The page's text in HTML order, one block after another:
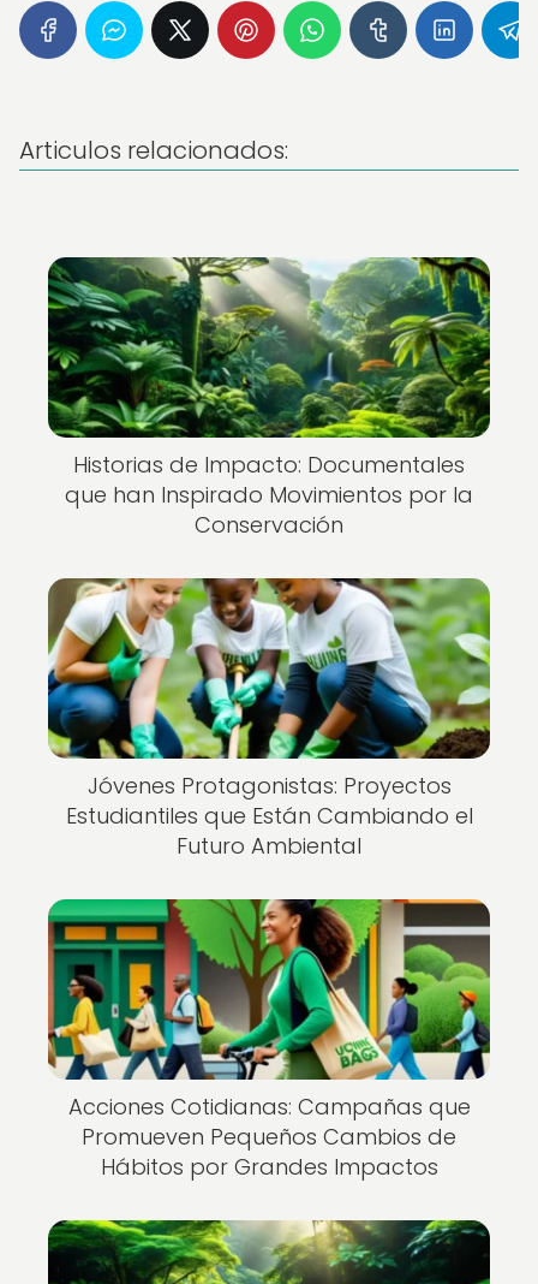
Articulos relacionados:
Historias de Impacto: Documentales
que han Inspirado Movimientos por la
Conservación
Jóvenes Protagonistas: Proyectos
Estudiantiles que Están Cambiando el
Futuro Ambiental
Acciones Cotidianas: Campañas que
Promueven Pequeños Cambios de
Hábitos por Grandes Impactos